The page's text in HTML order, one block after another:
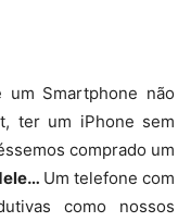
um Smartphone não
ter um iPhone sem
comprado um
Um telefone com
como nossos